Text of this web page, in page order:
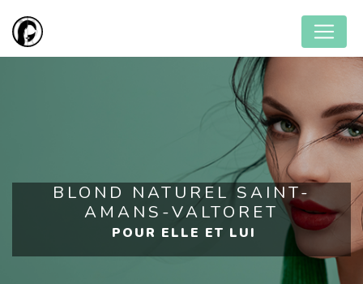
BLOND NATUREL SAINT-
AMANS-VALTORET
POUR ELLE ET LUI